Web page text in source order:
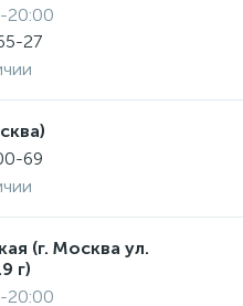
20:00
27
69
(г. Москва ул.
г)
20:00